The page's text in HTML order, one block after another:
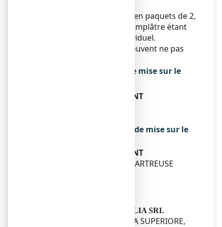
ANTALCALM est disponible en paquets de 2,
5 et 10 emplâtres, chaque emplâtre étant
conditionné en sachet individuel.
Toutes les présentations peuvent ne pas
Titulaire de l’autorisation de mise sur le
PIERRE FABRE MEDICAMENT
Exploitant de l’autorisation de mise sur le
PIERRE FABRE MEDICAMENT
PARC INDUSTRIEL DE LA CHARTREUSE
IBSA FARMACEUTICI ITALIA SRL
STRADA STATALE 11 PADANA SUPERIORE,